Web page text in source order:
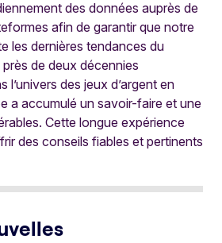
des données auprès de
afin de garantir que notre
les dernières tendances du
de deux décennies
l’univers des jeux d’argent en
a accumulé un savoir-faire et une
Cette longue expérience
des conseils fiables et pertinents